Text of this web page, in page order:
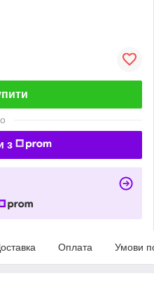
з
Оплата Умови